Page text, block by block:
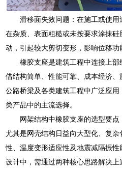
滑移面失效问题：在施工或使
在杂质、表面粗糙或未按要求涂抹
动，引起较大剪切变形，影响位移功
橡胶支座是建筑工程中连接上
借结构简单、性能可靠、成本经济、
公路桥梁及各类建筑工程中广泛应
类产品中的主流选择。
网架结构中橡胶支座的选型要
尤其是网壳结构日益向大型化、复
性、温度变形适应性及地震减隔振
设计中，需通过两种核心思路解决